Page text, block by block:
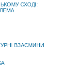
СХОДІ:
ВЗАЄМИНИ